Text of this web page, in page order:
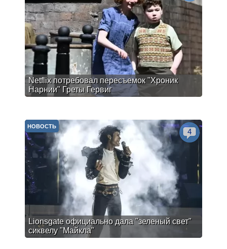
Netflix потребовал пересъемок "Хроник
Нарнии" Греты Гервиг
Lionsgate официально дала "зеленый свет"
сиквелу "Майкла"
НОВОСТЬ
4